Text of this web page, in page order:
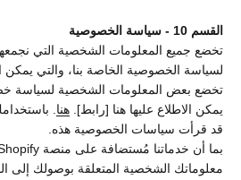
القسم 10 - سياسة الخصوصية
تخضع جميع المعلومات الشخصية التي
لسياسة الخصوصية الخاصة بنا، والتي يمكن
يمكن الاطلاع عليها هنا [رابط]. هنا .
قد قرأت سياسات الخصوصية هذه.
معلوماتك الشخصية المتعلقة بوصولك إلى